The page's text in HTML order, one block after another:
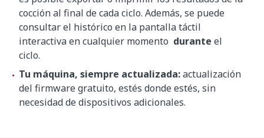
cocción al final de cada ciclo. Además, se puede
consultar el histórico en la pantalla táctil
interactiva en cualquier momento durante el
ciclo.
Tu máquina, siempre actualizada:actualización
del firmware gratuito, estés donde estés, sin
necesidad de dispositivos adicionales.